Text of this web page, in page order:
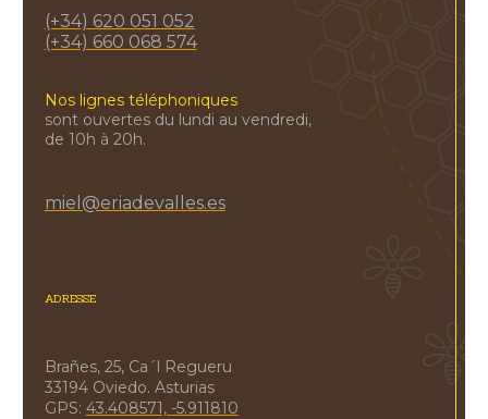
(+34) 620 051 052
(+34) 660 068 574
Nos lignes téléphoniques
sont ouvertes du lundi au vendredi,
de 10h à 20h.
miel@eriadevalles.es
ADRESSE
Brañes, 25, Ca´l Regueru
33194 Oviedo. Asturias
GPS: 43.408571, -5.911810